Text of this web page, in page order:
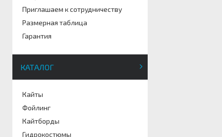
Приглашаем к сотрудничеству
Размерная таблица
Гарантия
КАТАЛОГ
Кайты
Фойлинг
Кайтборды
Гидрокостюмы